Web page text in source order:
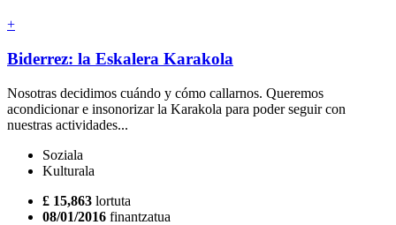
+
Biderrez: la Eskalera Karakola
Nosotras decidimos cuándo y cómo callarnos. Queremos
acondicionar e insonorizar la Karakola para poder seguir con
nuestras actividades...
Soziala
Kulturala
£ 15,863 lortuta
08/01/2016 finantzatua